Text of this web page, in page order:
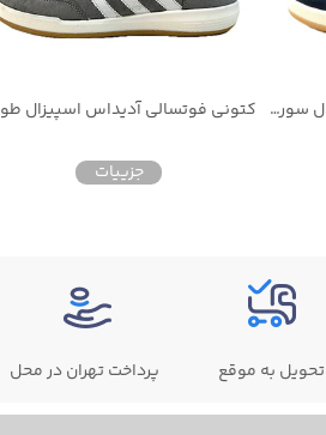
کتونی فوتسالی آدیداس اسپیزال سورمه ای مخصوص اسفالت و سالن رویه جیر
جزییات
تحویل به موقع پرداخت تهران در محل